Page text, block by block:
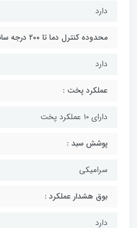
دارد
محدوده کنترل دما تا ۲۰۰ درجه سانتی گراد :
دارد
عملکرد پخت :
دارای ۱۰ عملکرد پخت
پوشش سبد :
سرامیکی
بوق هشدار عملکرد :
دارد